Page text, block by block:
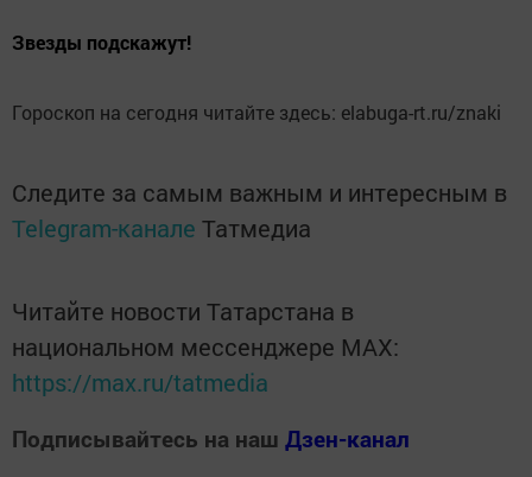
Звезды подскажут!
Гороскоп на сегодня читайте здесь: elabuga-rt.ru/znaki
Следите за самым важным и интересным в
Telegram-канале Татмедиа
Читайте новости Татарстана в
национальном мессенджере MАХ:
https://max.ru/tatmedia
Подписывайтесь на наш Дзен-канал